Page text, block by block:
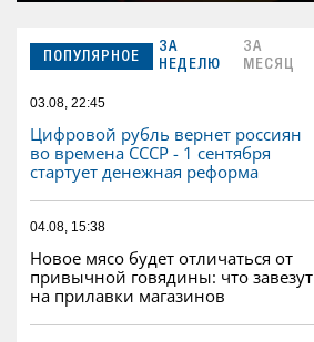
ПОПУЛЯРНОЕ
ЗА
НЕДЕЛЮ
ЗА
МЕСЯЦ
03.08, 22:45
Цифровой рубль вернет россиян
во времена СССР - 1 сентября
стартует денежная реформа
04.08, 15:38
Новое мясо будет отличаться от
привычной говядины: что завезут
на прилавки магазинов